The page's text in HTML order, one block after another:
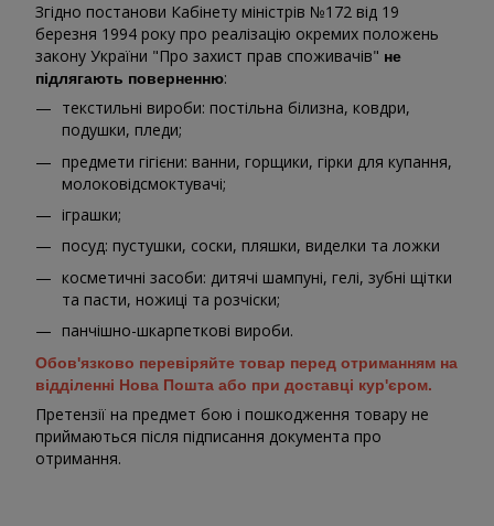
Згідно постанови Кабінету міністрів №172 від 19
березня 1994 року про реалізацію окремих положень
закону України "Про захист прав споживачів" не
підлягають поверненню:
текстильні вироби: постільна білизна, ковдри,
подушки, пледи;
предмети гігієни: ванни, горщики, гірки для купання,
молоковідсмоктувачі;
іграшки;
посуд: пустушки, соски, пляшки, виделки та ложки
косметичні засоби: дитячі шампуні, гелі, зубні щітки
та пасти, ножиці та розчіски;
панчішно-шкарпеткові вироби.
Обов'язково перевіряйте товар перед отриманням на
відділенні Нова Пошта або при доставці кур'єром.
Претензії на предмет бою і пошкодження товару не
приймаються після підписання документа про
отримання.